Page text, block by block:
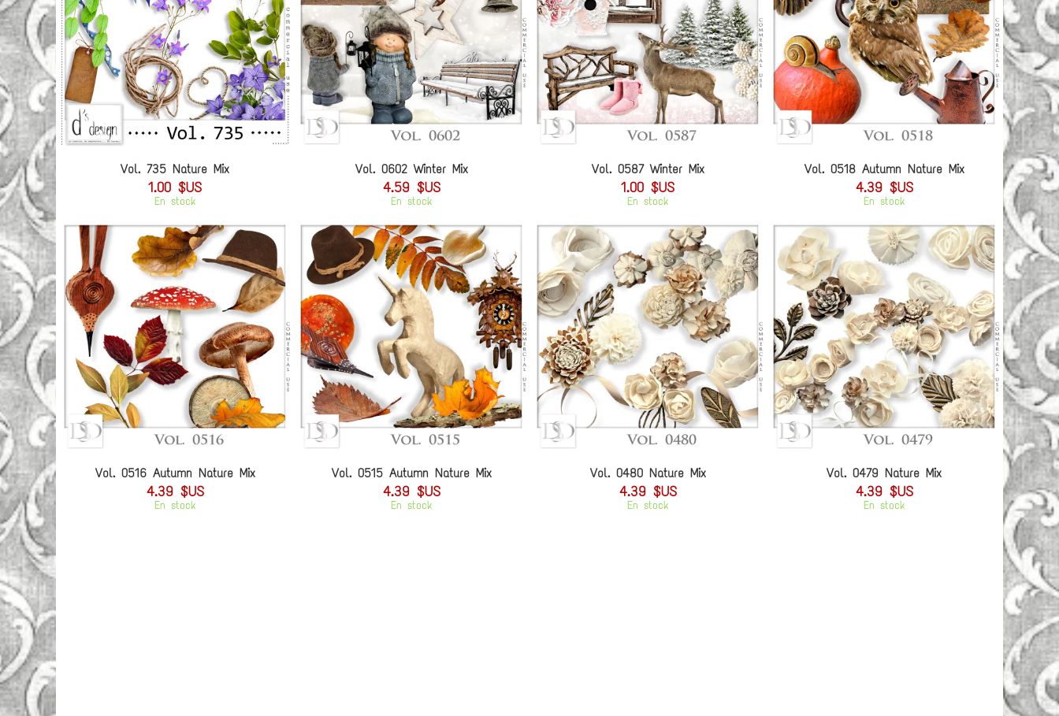
Vol. 735 Nature Mix
1.00 $US
En stock
Vol. 0602 Winter Mix
4.59 $US
En stock
Vol. 0587 Winter Mix
1.00 $US
En stock
Vol. 0518 Autumn Nature Mix
4.39 $US
En stock
Vol. 0516 Autumn Nature Mix
4.39 $US
En stock
Vol. 0515 Autumn Nature Mix
4.39 $US
En stock
Vol. 0480 Nature Mix
4.39 $US
En stock
Vol. 0479 Nature Mix
4.39 $US
En stock